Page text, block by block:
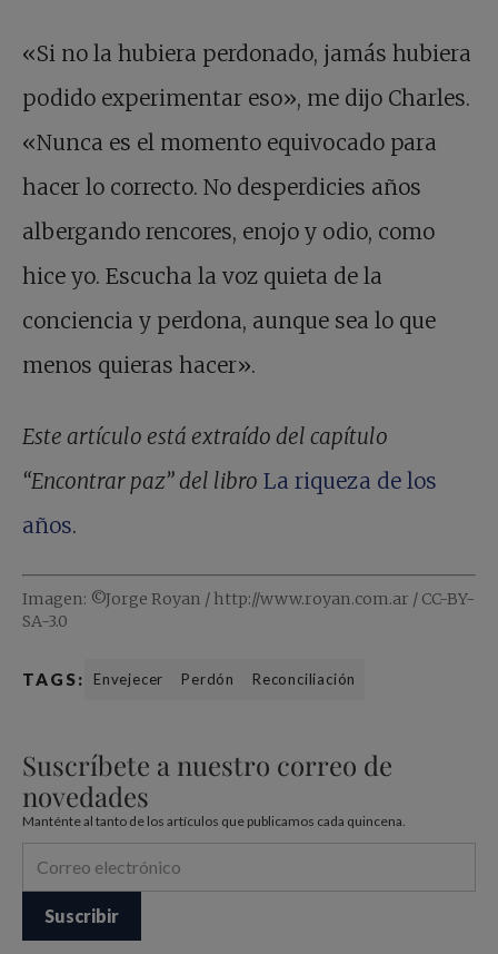
«Si no la hubiera perdonado, jamás hubiera
podido experimentar eso», me dijo Charles.
«Nunca es el momento equivocado para
hacer lo correcto. No desperdicies años
albergando rencores, enojo y odio, como
hice yo. Escucha la voz quieta de la
conciencia y perdona, aunque sea lo que
menos quieras hacer».
Este artículo está extraído del capítulo
“Encontrar paz” del libro La riqueza de los
años.
Imagen: ©Jorge Royan / http://www.royan.com.ar / CC-BY-
SA-3.0
TAGS: Envejecer Perdón Reconciliación
Suscríbete a nuestro correo de
novedades
Manténte al tanto de los artículos que publicamos cada quincena.